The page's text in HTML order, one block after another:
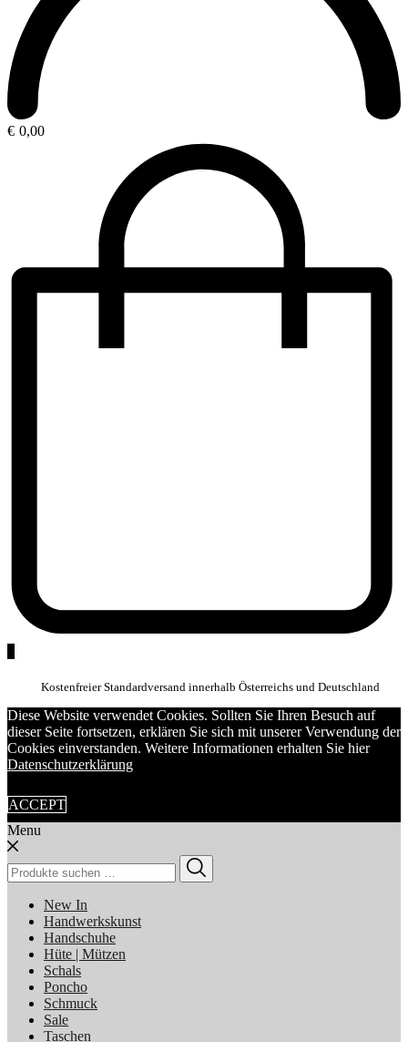
€ 0,00
Kostenfreier Standardversand innerhalb Österreichs und Deutschland
Diese Website verwendet Cookies. Sollten Sie Ihren Besuch auf
dieser Seite fortsetzen, erklären Sie sich mit unserer Verwendung der
Cookies einverstanden. Weitere Informationen erhalten Sie hier
Datenschutzerklärung
ACCEPT
Menu
Suchen
nach:
New In
Handwerkskunst
Handschuhe
Hüte | Mützen
Schals
Poncho
Schmuck
Sale
Taschen